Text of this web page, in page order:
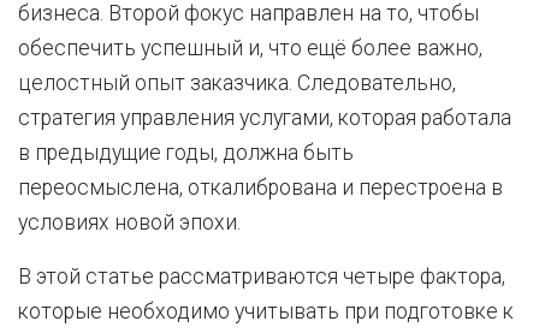
бизнеса. Второй фокус направлен на то, чтобы
обеспечить успешный и, что ещё более важно,
целостный опыт заказчика. Следовательно,
стратегия управления услугами, которая работала
в предыдущие годы, должна быть
переосмыслена, откалибрована и перестроена в
условиях новой эпохи.
В этой статье рассматриваются четыре фактора,
которые необходимо учитывать при подготовке к